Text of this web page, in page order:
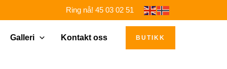
Ring nå! 45 03 02 51
Galleri Kontakt oss BUTIKK